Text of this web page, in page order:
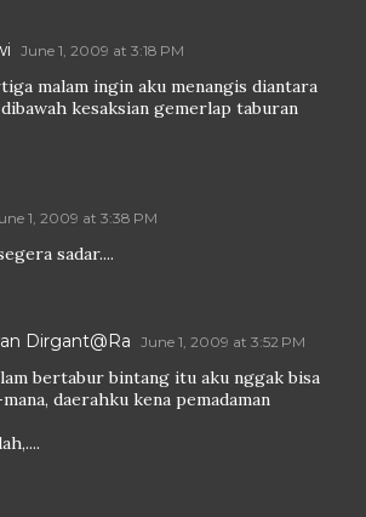
June 1, 2009 at 3:18 PM
malam ingin aku menangis diantara
kesaksian gemerlap taburan
1, 2009 at 3:38 PM
sadar....
Dirgant@Ra June 1, 2009 at 3:52 PM
bertabur bintang itu aku nggak bisa
daerahku kena pemadaman